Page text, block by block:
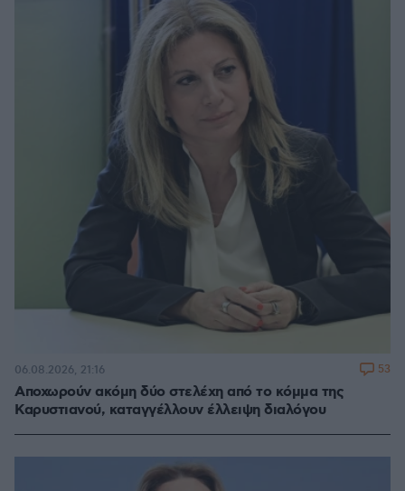
Αποχωρούν ακόμη δύο στελέχη από το κόμμα της
Καρυστιανού, καταγγέλλουν έλλειψη διαλόγου
06.08.2026, 21:16 53